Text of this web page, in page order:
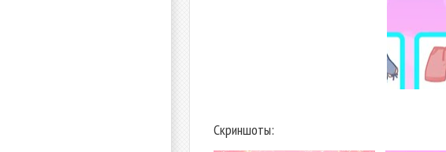
Скриншоты: